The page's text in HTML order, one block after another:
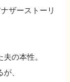
ザーストーリ
の本性。
、